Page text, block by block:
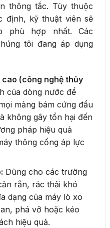
thông tắc. Tùy thuộc
định, kỹ thuật viên sẽ
phù hợp nhất. Các
tôi đang áp dụng
(công nghệ thủy
của dòng nước để
mảng bám cứng đầu
không gây tổn hại đến
pháp hiệu quả
thông cống áp lực
Dùng cho các trường
rắn, rác thải khó
dạng của máy lò xo
phá vỡ hoặc kéo
hiệu quả.